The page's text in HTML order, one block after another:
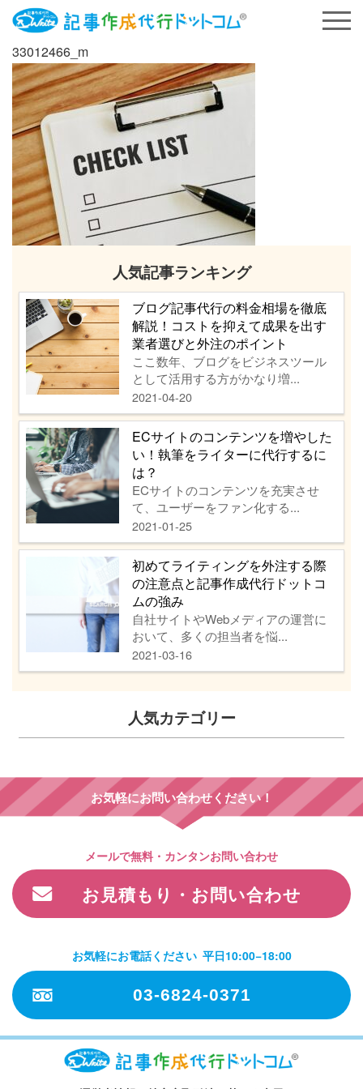
33012466_m
人気記事ランキング
ブログ記事代行の料金相場を徹底
解説！コストを抑えて成果を出す
業者選びと外注のポイント
ここ数年、ブログをビジネスツール
として活用する方がかなり増...
2021-04-20
ECサイトのコンテンツを増やした
い！執筆をライターに代行するに
は？
ECサイトのコンテンツを充実させ
て、ユーザーをファン化する...
2021-01-25
初めてライティングを外注する際
の注意点と記事作成代行ドットコ
ムの強み
自社サイトやWebメディアの運営に
おいて、多くの担当者を悩...
2021-03-16
人気カテゴリー
お気軽にお問い合わせください！
メールで無料・カンタンお問い合わせ
お見積もり・お問い合わせ
お気軽にお電話ください 平日10:00−18:00
03-6824-0371